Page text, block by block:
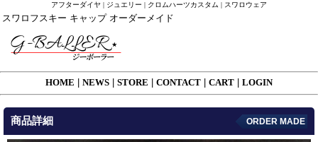
アフターダイヤ | ジュエリー | クロムハーツカスタム | スワロウェア
スワロフスキー キャップ オーダーメイド
HOME NEWS STORE CONTACT CART LOGIN
商品詳細 ORDER MADE